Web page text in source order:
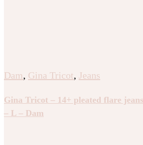
Dam, Gina Tricot, Jeans
Gina Tricot – 14+ pleated flare
– L – Dam